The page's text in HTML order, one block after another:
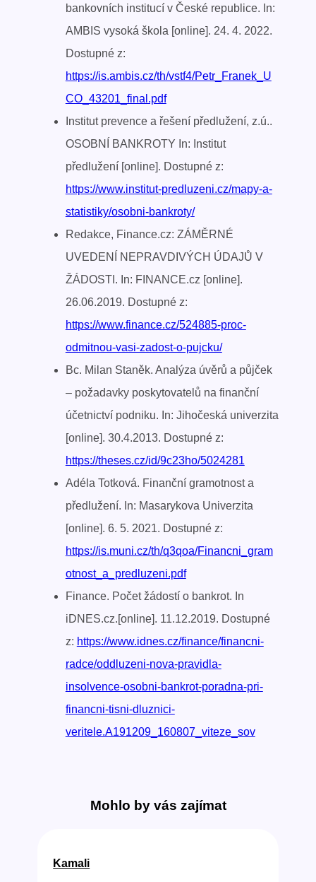
bankovních institucí v České republice. In:
AMBIS vysoká škola [online]. 24. 4. 2022.
Dostupné z:
https://is.ambis.cz/th/vstf4/Petr_Franek_U
CO_43201_final.pdf
Institut prevence a řešení předlužení, z.ú..
OSOBNÍ BANKROTY In: Institut
předlužení [online]. Dostupné z:
https://www.institut-predluzeni.cz/mapy-a-
statistiky/osobni-bankroty/
Redakce, Finance.cz: ZÁMĚRNÉ
UVEDENÍ NEPRAVDIVÝCH ÚDAJŮ V
ŽÁDOSTI. In: FINANCE.cz [online].
26.06.2019. Dostupné z:
https://www.finance.cz/524885-proc-
odmitnou-vasi-zadost-o-pujcku/
Bc. Milan Staněk. Analýza úvěrů a půjček
– požadavky poskytovatelů na finanční
účetnictví podniku. In: Jihočeská univerzita
[online]. 30.4.2013. Dostupné z:
https://theses.cz/id/9c23ho/5024281
Adéla Totková. Finanční gramotnost a
předlužení. In: Masarykova Univerzita
[online]. 6. 5. 2021. Dostupné z:
https://is.muni.cz/th/q3qoa/Financni_gram
otnost_a_predluzeni.pdf
Finance. Počet žádostí o bankrot. In
iDNES.cz.[online]. 11.12.2019. Dostupné
z: https://www.idnes.cz/finance/financni-
radce/oddluzeni-nova-pravidla-
insolvence-osobni-bankrot-poradna-pri-
financni-tisni-dluznici-
veritele.A191209_160807_viteze_sov
Mohlo by vás zajímat
Kamali